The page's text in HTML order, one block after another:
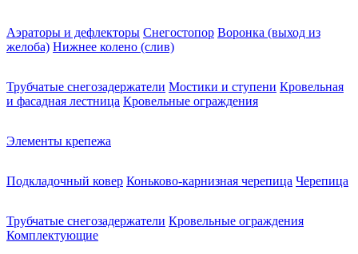
Аэраторы и дефлекторы Снегостопор Воронка (выход из
желоба) Нижнее колено (слив)
Трубчатые снегозадержатели Мостики и ступени Кровельная
и фасадная лестница Кровельные ограждения
Элементы крепежа
Подкладочный ковер Коньково-карнизная черепица Черепица
Трубчатые снегозадержатели Кровельные ограждения
Комплектующие